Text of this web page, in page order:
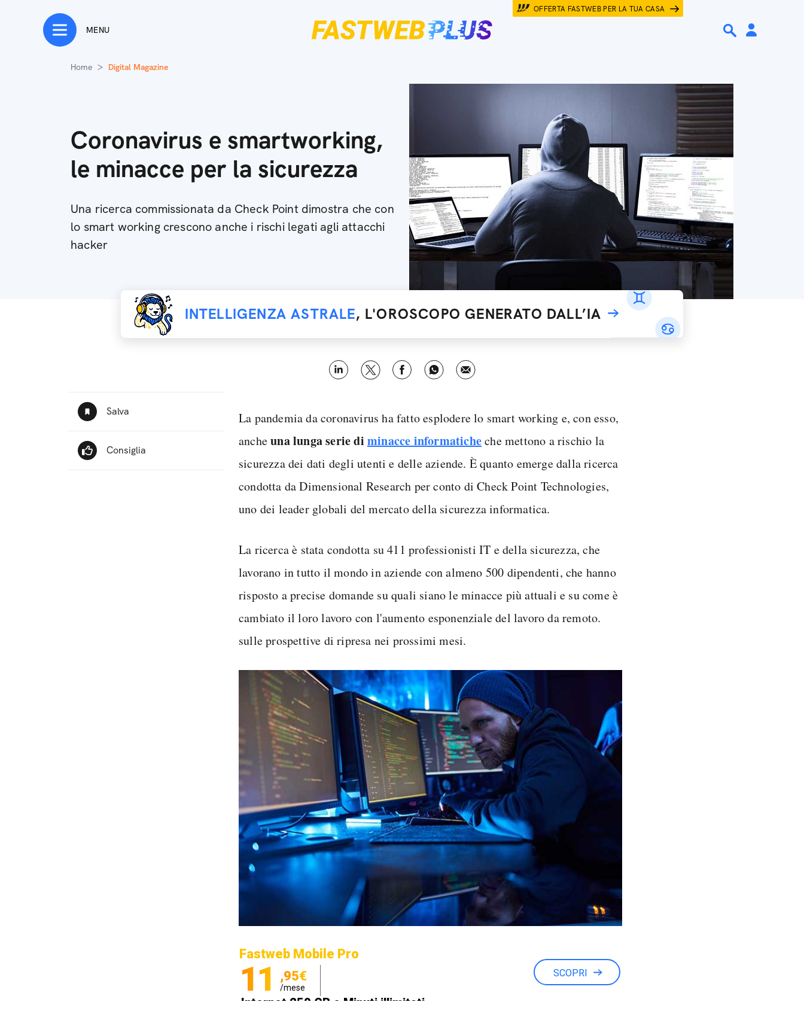
OFFERTA FASTWEB PER LA TUA CASA
MENU
Home Digital Magazine
Coronavirus e smartworking,
le minacce per la sicurezza
Una ricerca commissionata da Check Point dimostra che con
lo smart working crescono anche i rischi legati agli attacchi
hacker
INTELLIGENZA ASTRALE, L'OROSCOPO GENERATO DALL’IA
La pandemia da coronavirus ha fatto esplodere lo smart working e, con esso,
ancheuna lunga serie diminacce informaticheche mettono a rischio la
sicurezza dei dati degli utenti e delle aziende. È quanto emerge dalla ricerca
condotta da Dimensional Research per conto di Check Point Technologies,
uno dei leader globali del mercato della sicurezza informatica.
La ricerca è stata condotta su 411 professionisti IT e della sicurezza, che
lavorano in tutto il mondo in aziende con almeno 500 dipendenti, che hanno
risposto a precise domande su quali siano le minacce più attuali e su come è
cambiato il loro lavoro con l'aumento esponenziale del lavoro da remoto.
sulle prospettive di ripresa nei prossimi mesi.
Fastweb Mobile Pro
11 ,95€
/mese
Internet 250 GB e Minuti illimitati
SCOPRI